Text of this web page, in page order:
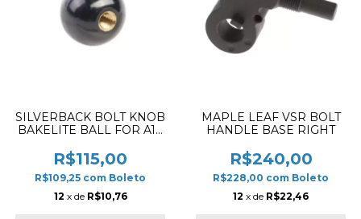
SILVERBACK BOLT KNOB
BAKELITE BALL FOR A1 /
R$115,00
R$109,25 com Boleto
12 x de R$10,76
MAPLE LEAF VSR BOLT
HANDLE BASE RIGHT
R$240,00
R$228,00 com Boleto
12 x de R$22,46